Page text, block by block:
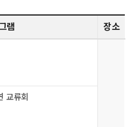
램 장소
교류회